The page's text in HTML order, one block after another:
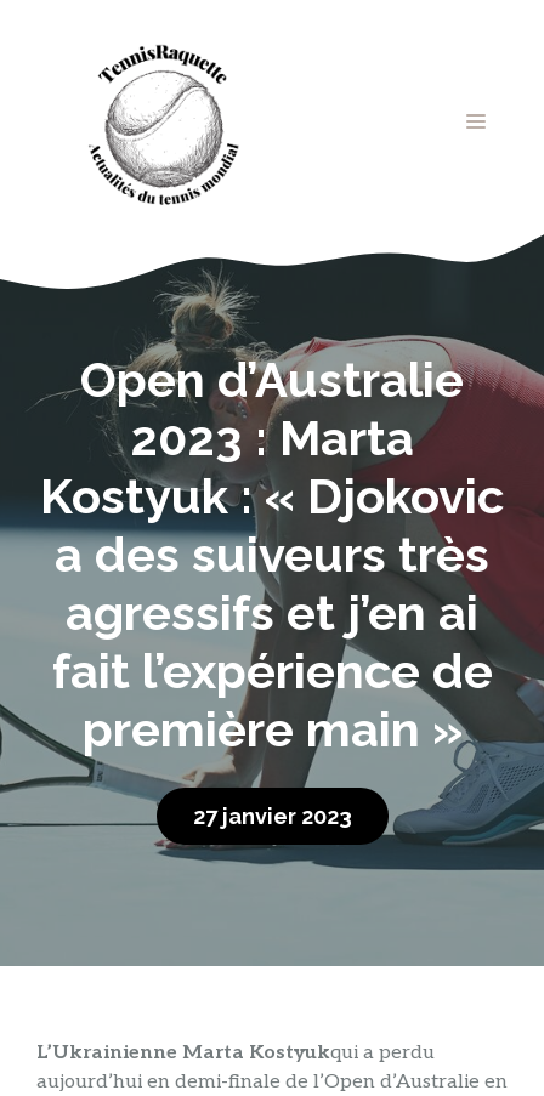
MENU
Open d’Australie
2023 : Marta
Kostyuk : « Djokovic
a des suiveurs très
agressifs et j’en ai
fait l’expérience de
première main »
27 janvier 2023
L’Ukrainienne Marta Kostyukqui a perdu
aujourd’hui en demi-finale de l’Open d’Australie en